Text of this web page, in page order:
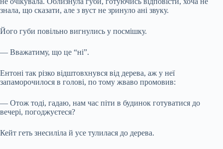
знала, що сказати, але з вуст не зринуло ані звуку.
Його губи повільно вигнулись у посмішку.
— Вважатиму, що це “ні”.
Ентоні так різко відштовхнувся від дерева, аж у неї
запаморочилося в голові, по тому жваво промовив:
— Отож тоді, гадаю, нам час піти в будинок готуватися до
вечері, погоджуєтеся?
Кейт геть знесиліла й усе тулилася до дерева.